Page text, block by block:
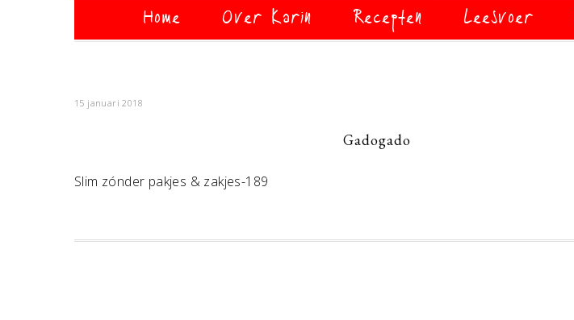
Home Over Karin Recepten Leesvoer
15 januari 2018
Gadogado
Slim zónder pakjes & zakjes-189